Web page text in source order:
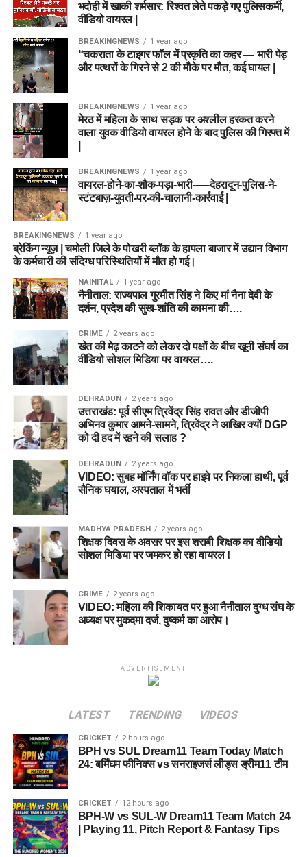
भदोही में खाकी शर्मसार: रिश्वत लेते पकड़े गए पुलिसकर्मी,
वीडियो वायरल |
BREAKINGNEWS 1 year ago
“चकराता के टाइगर फॉल में प्रकृति का कहर — भारी पेड़
और पत्थरों के गिरने से 2 की मौके पर मौत, कई घायल |
BREAKINGNEWS 1 year ago
मेरठ में महिला के साथ सड़क पर अश्लील हरकत करने
वाला युवक वीडियो वायरल होने के बाद पुलिस की गिरफ्त में
BREAKINGNEWS 1 year ago
वायरल-होने-का-शौक-पड़ा-भारी-—-देहरादून-पुलिस-ने-
स्टंटबाज़-युवती-पर-की-चालानी-कार्रवाई |
BREAKINGNEWS 1 year ago
ब्रेकिंग न्यूज़ | चमोली जिले के पोखरी ब्लॉक के हापला बाजार में उद्यान विभाग
के कर्मचारी की संदिग्ध परिस्थितियों में मौत हो गई।
NAINITAL 1 year ago
नैनीताल: राज्यपाल गुरमीत सिंह ने किए मां नैना देवी के
दर्शन, प्रदेश की सुख-शांति की कामना की….
CRIME 2 years ago
खेत की मेढ़ काटने को लेकर दो पक्षों के बीच खूनी संघर्ष का
वीडियो सोशल मिडिया पर वायरल….
DEHRADUN 2 years ago
उत्तराखंड: पूर्व सीएम त्रिवेंद्र सिंह रावत और डीजीपी
अभिनव कुमार आमने-सामने, त्रिवेंद्र ने आखिर क्यों DGP
को दी हद में रहने की सलाह ?
DEHRADUN 2 years ago
VIDEO: सुबह मॉर्निंग वॉक पर हाइवे पर निकला हाथी, पूर्व
सैनिक घयाल, अस्पताल में भर्ती
MADHYA PRADESH 2 years ago
शिक्षक दिवस के अवसर पर इस शराबी शिक्षक का वीडियो
सोशल मिडिया पर जमकर हो रहा वायरल !
CRIME 2 years ago
VIDEO: महिला की शिकायत पर हुआ नैनीताल दुग्ध संघ के
अध्यक्ष पर मुकदमा दर्ज, दुष्कर्म का आरोप।
ADVERTISEMENT
LATEST TRENDING VIDEOS
CRICKET 2 hours ago
BPH vs SUL Dream11 Team Today Match
24: बर्मिंघम फीनिक्स vs सनराइजर्स लीड्स ड्रीम11 टीम
CRICKET 12 hours ago
BPH-W vs SUL-W Dream11 Team Match 24
| Playing 11, Pitch Report & Fantasy Tips